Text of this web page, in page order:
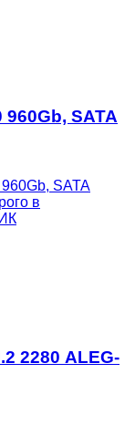
960Gb, SATA
2280 ALEG-